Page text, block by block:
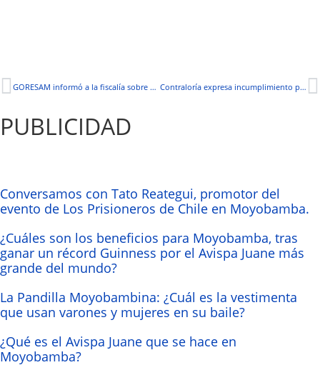
GORESAM informó a la fiscalía sobre el proceso de adquisición de termómetros Contraloría expresa incumplimiento por parte de la Municipalidad
PUBLICIDAD
Conversamos con Tato Reategui, promotor del
evento de Los Prisioneros de Chile en Moyobamba.
¿Cuáles son los beneficios para Moyobamba, tras
ganar un récord Guinness por el Avispa Juane más
grande del mundo?
La Pandilla Moyobambina: ¿Cuál es la vestimenta
que usan varones y mujeres en su baile?
¿Qué es el Avispa Juane que se hace en
Moyobamba?